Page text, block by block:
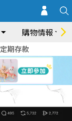
購物情報
定期存款